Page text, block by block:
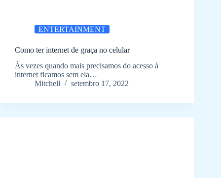
ENTERTAINMENT
Como ter internet de graça no celular
Às vezes quando mais precisamos do acesso à
internet ficamos sem ela…
Mitchell
setembro 17, 2022